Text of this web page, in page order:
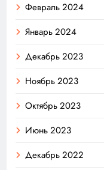
Февраль 2024
Январь 2024
Декабрь 2023
Ноябрь 2023
Октябрь 2023
Июнь 2023
Декабрь 2022